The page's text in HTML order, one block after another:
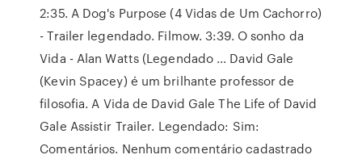
2:35. A Dog's Purpose (4 Vidas de Um Cachorro)
- Trailer legendado. Filmow. 3:39. O sonho da
Vida - Alan Watts (Legendado … David Gale
(Kevin Spacey) é um brilhante professor de
filosofia. A Vida de David Gale The Life of David
Gale Assistir Trailer. Legendado: Sim:
Comentários. Nenhum comentário cadastrado